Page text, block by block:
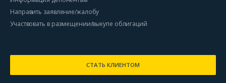
Направить заявление/жалобу
Участвовать в размещении/выкупе облигаций
СТАТЬ КЛИЕНТОМ